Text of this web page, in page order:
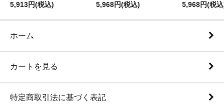
5,913円(税込)
5,968円(税込)
5,968円(税
ホーム
カートを見る
特定商取引法に基づく表記